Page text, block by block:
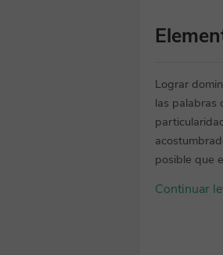
Lograr
las palabras
posible que
Continuar